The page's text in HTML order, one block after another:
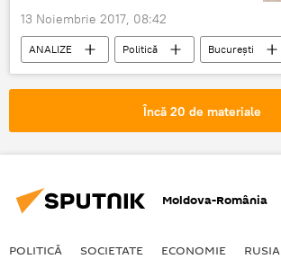
13 Noiembrie 2017, 08:42
ANALIZE Politică
București
Șerban Nicolae
protestatari
Piața Victoriei
România
Încă 20 de materiale
Moldova-România
POLITICĂ SOCIETATE ECONOMIE RUSIA